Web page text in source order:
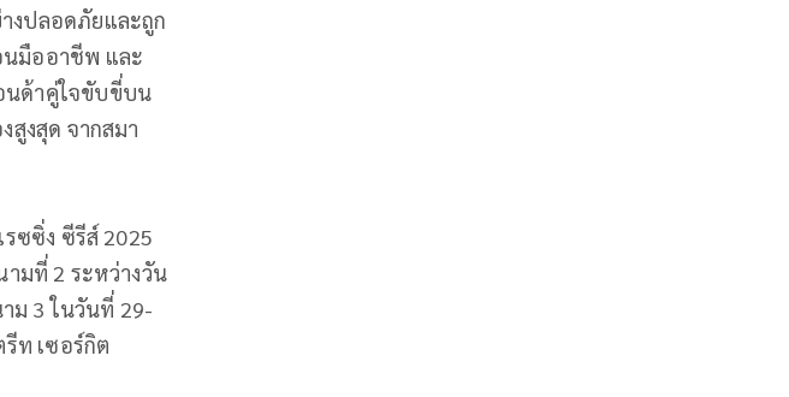
งปลอดภัยและถูก
นมืออาชีพ และ
นด้าคู่ใจขับขี่บน
สูงสุด จากสมา
ซซิ่ง ซีรีส์ 2025
ามที่ 2 ระหว่างวัน
ม 3 ในวันที่ 29-
ท เซอร์กิต